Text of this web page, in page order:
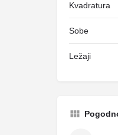
Kvadratura
Sobe
Ležaji